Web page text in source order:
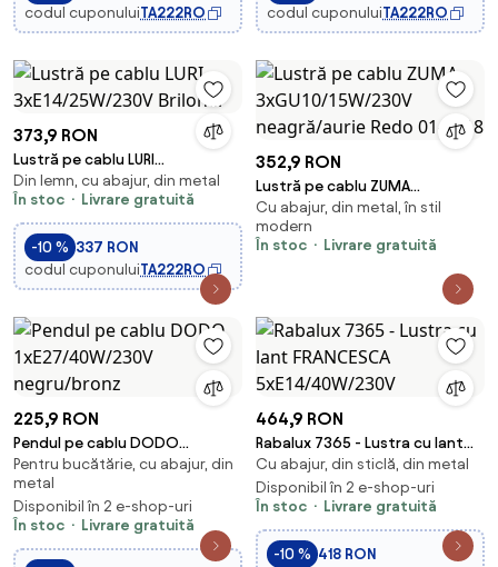
codul cuponuluiTA222RO
codul cuponuluiTA222RO
373,9 RON
Lustră pe cablu LURI
3xE14/25W/230V Briloner
Din lemn, cu abajur, din metal
În stoc
Livrare gratuită
-10 % 337 RON
codul cuponuluiTA222RO
352,9 RON
Lustră pe cablu ZUMA
3xGU10/15W/230V neagră/aurie
Redo 01-2218
Cu abajur, din metal, în stil
modern
În stoc
Livrare gratuită
225,9 RON
Pendul pe cablu DODO
1xE27/40W/230V negru/bronz
Pentru bucătărie, cu abajur, din
metal
Disponibil în 2 e-shop-uri
În stoc
Livrare gratuită
464,9 RON
Rabalux 7365 - Lustra cu lant
FRANCESCA 5xE14/40W/230V
Cu abajur, din sticlă, din metal
Disponibil în 2 e-shop-uri
În stoc
Livrare gratuită
-10 % 418 RON